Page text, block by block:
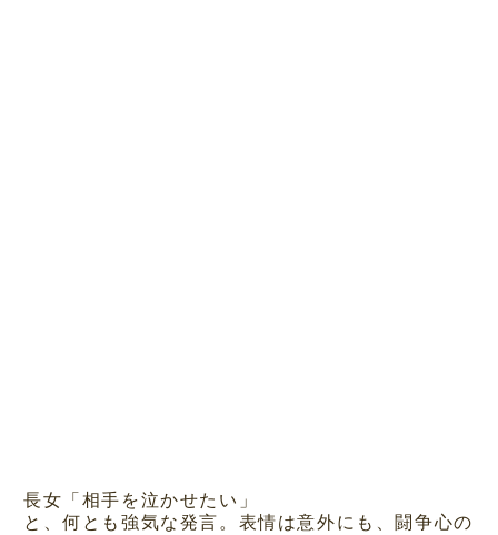
長女「相手を泣かせたい」
と、何とも強気な発言。表情は意外にも、闘争心の